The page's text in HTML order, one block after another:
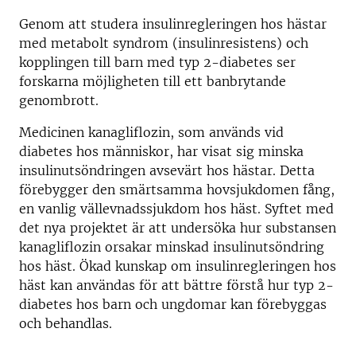
Genom att studera insulinregleringen hos hästar
med metabolt syndrom (insulinresistens) och
kopplingen till barn med typ 2-diabetes ser
forskarna möjligheten till ett banbrytande
genombrott.
Medicinen kanagliflozin, som används vid
diabetes hos människor, har visat sig minska
insulinutsöndringen avsevärt hos hästar. Detta
förebygger den smärtsamma hovsjukdomen fång,
en vanlig vällevnadssjukdom hos häst. Syftet med
det nya projektet är att undersöka hur substansen
kanagliflozin orsakar minskad insulinutsöndring
hos häst. Ökad kunskap om insulinregleringen hos
häst kan användas för att bättre förstå hur typ 2-
diabetes hos barn och ungdomar kan förebyggas
och behandlas.